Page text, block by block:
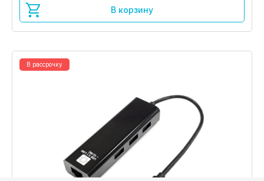
В корзину
В рассрочку